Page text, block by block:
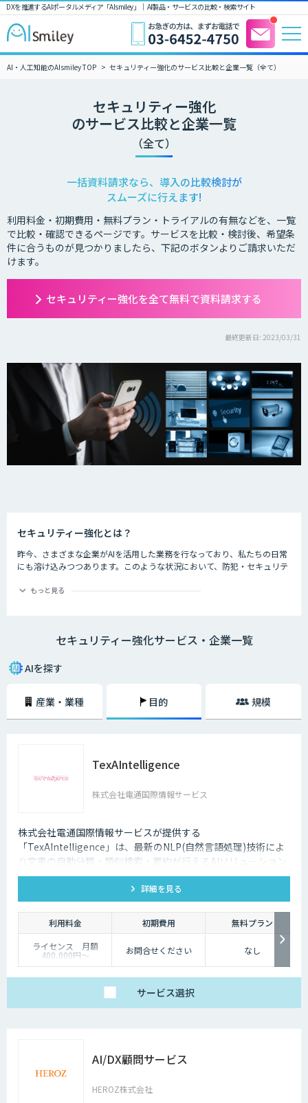
DXを推進するAIポータルメディア「AIsmiley」｜ AI製品・サービスの比較・検索サイト
AI・人工知能のAIsmiley TOP セキュリティー強化のサービス比較と企業一覧（全て）
セキュリティー強化
のサービス比較と企業一覧
（全て）
一括資料請求なら、導入の比較検討が
スムーズに行えます!
利用料金・初期費用・無料プラン・トライアルの有無などを、一覧
で比較・確認できるページです。サービスを比較・検討後、希望条
件に合うものが見つかりましたら、下記のボタンよりご請求いただ
けます。
セキュリティー強化を全て無料で資料請求する
最終更新日: 2023/03/31
セキュリティー強化とは？
昨今、さまざまな企業がAIを活用した業務を行なっており、私たちの日常
にも溶け込みつつあります。このような状況において、防犯・セキュリテ
現状です。その悪質な犯罪からユーザーの身を守る上でも、AIの導入は大
きな価値をもたらしています。
もっと見る
セキュリティー強化サービス・企業一覧
AIを探す
産業・業種 目的 規模
TexAIntelligence
株式会社電通国際情報サービス
株式会社電通国際情報サービスが提供する
「TexAIntelligence」は、最新のNLP(自然言語処理)技術によ
り文書の自動分類・類似検索・要約が行えるAIソリューション
です。クラウド・お客様自社サーバの両方に対応し、APIによ
って既存システムとの連携も容易です。これまであきらめてい
た社内文書の活用を、TexAIntelligenceで実現しませんか？
詳細を見る
利用料金 初期費用
無料プラン
ライセンス 月額
400,000円～ お問合せください
なし
サービス選択
AI/DX顧問サービス
HEROZ株式会社